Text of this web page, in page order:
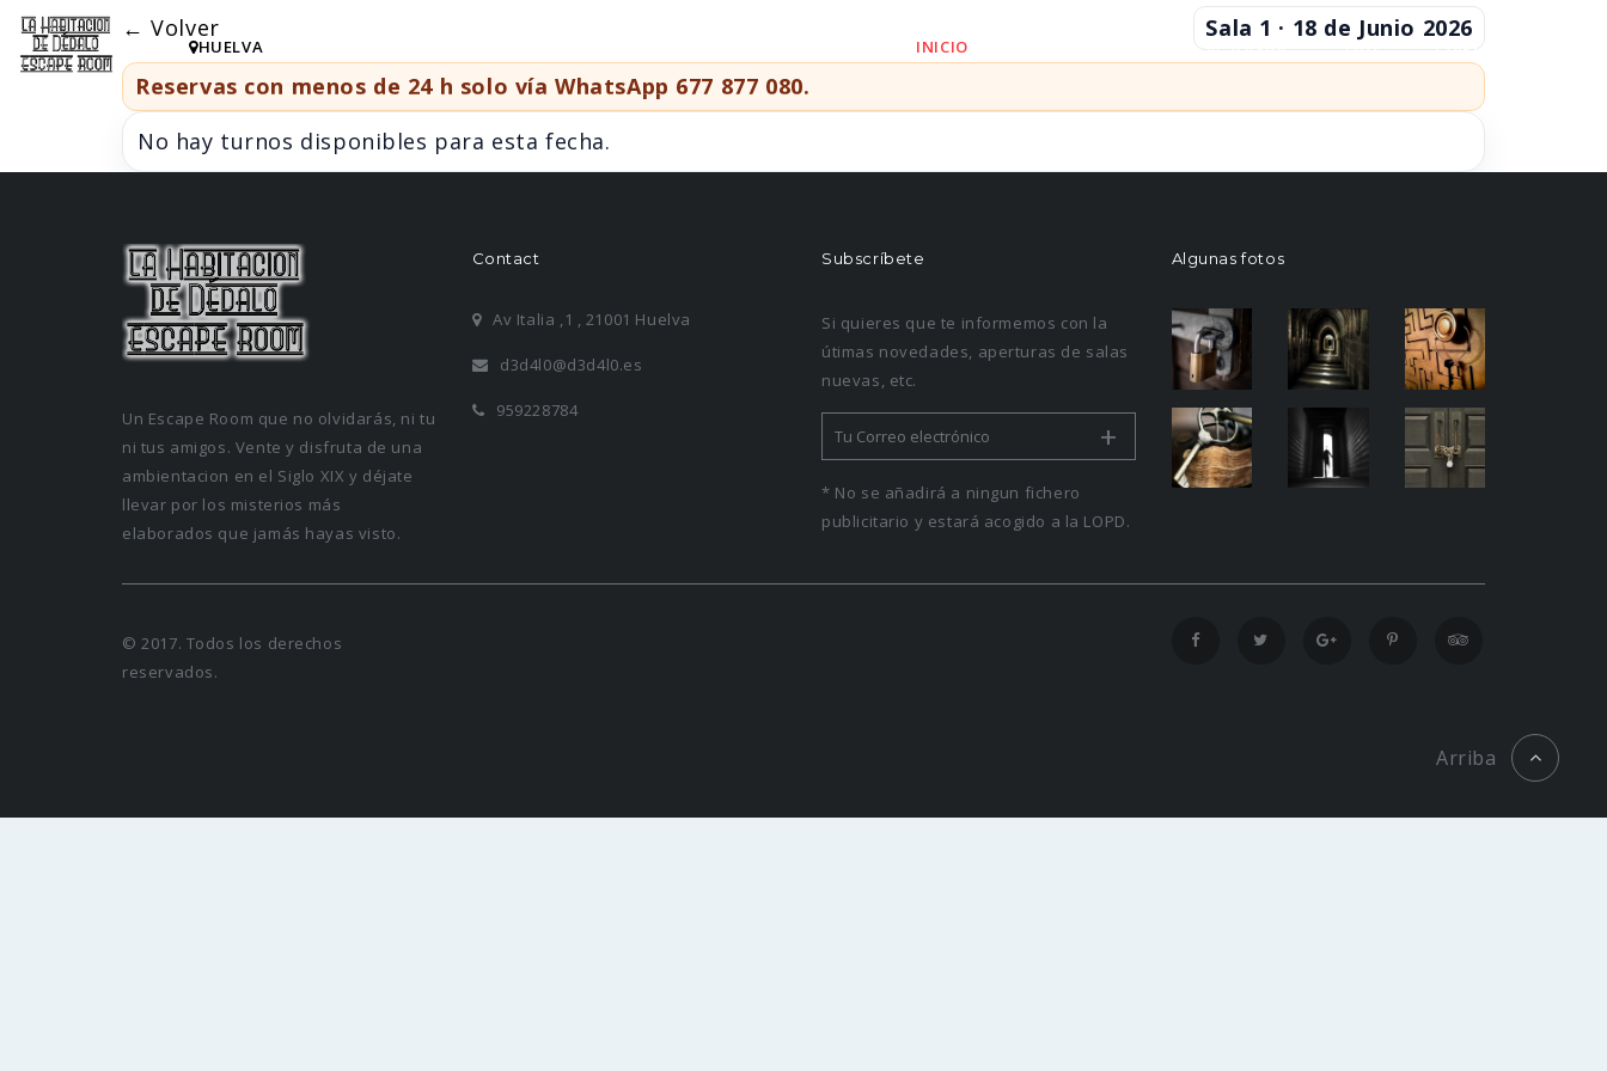
HUELVA INICIO RESERVAR FAQ CONTACTO
← Volver Sala 1 · 18 de Junio 2026
Reservas con menos de 24 h solo vía WhatsApp 677 877 080.
No hay turnos disponibles para esta fecha.
Un Escape Room que no olvidarás, ni tu
ni tus amigos. Vente y disfruta de una
ambientacion en el Siglo XIX y déjate
llevar por los misterios más
elaborados que jamás hayas visto.
Contact
Av Italia ,1 , 21001 Huelva
d3d4l0@d3d4l0.es
959228784
Subscríbete
Si quieres que te informemos con la
útimas novedades, aperturas de salas
nuevas, etc.
+
* No se añadirá a ningun fichero
publicitario y estará acogido a la LOPD.
Algunas fotos
© 2017. Todos los derechos
reservados.
Arriba